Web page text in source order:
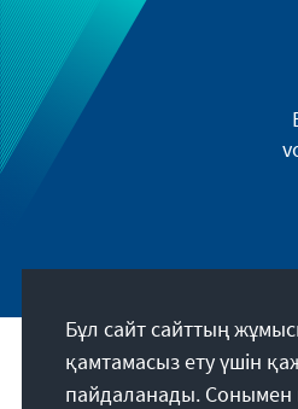
Біздің миссиямыз
Бұл сайт сайттың
қамтамасыз ету үшін
пайдаланады. Сонымен